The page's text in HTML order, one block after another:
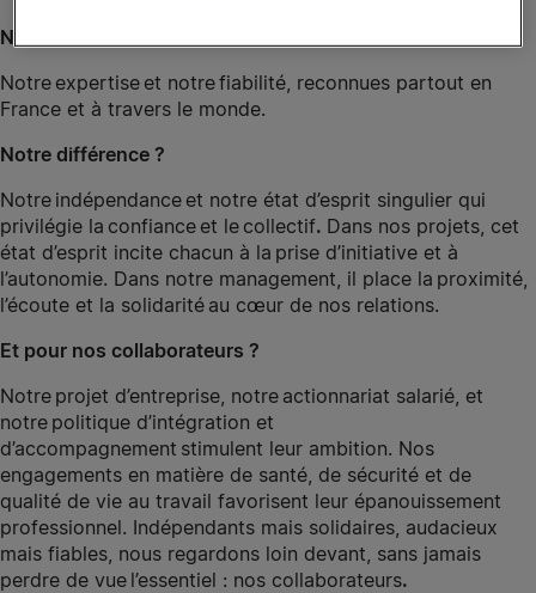
Nos atouts ?
Notre expertise et notrefiabilité, reconnues partout en
France et à travers le monde.
Notre différence ?
Notre indépendance et notre état d’esprit singulier qui
privilégie la confiance et le collectif. Dans nos projets, cet
état d’esprit incite chacun à la prise d’initiative et à
l’autonomie. Dans notre management, il place la proximité,
l’écoute et la solidarité au cœur de nos relations.
Et pour nos collaborateurs ?
Notre projet d’entreprise , notre actionnariat salarié , et
notre politique d’intégration et
d’accompagnement stimulent leur ambition. Nos
engagements en matière de santé, de sécurité et de
qualité de vie au travail favorisent leur épanouissement
professionnel. Indépendants mais solidaires, audacieux
mais fiables, nous regardons loin devant, sans jamais
perdre de vue l’essentiel : nos collaborateurs.